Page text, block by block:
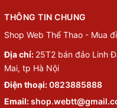
THÔNG TIN CHUNG
Shop Web Thể Thao - Mua
Địa chỉ: 25T2 bán đảo Linh
Mai, tp Hà Nội
Điện thoại:0823885888
Email: